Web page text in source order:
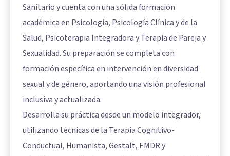
Sanitario y cuenta con una sólida formación
académica en Psicología, Psicología Clínica y de la
Salud, Psicoterapia Integradora y Terapia de Pareja y
Sexualidad. Su preparación se completa con
formación específica en intervención en diversidad
sexual y de género, aportando una visión profesional
inclusiva y actualizada.
Desarrolla su práctica desde un modelo integrador,
utilizando técnicas de la Terapia Cognitivo-
Conductual, Humanista, Gestalt, EMDR y